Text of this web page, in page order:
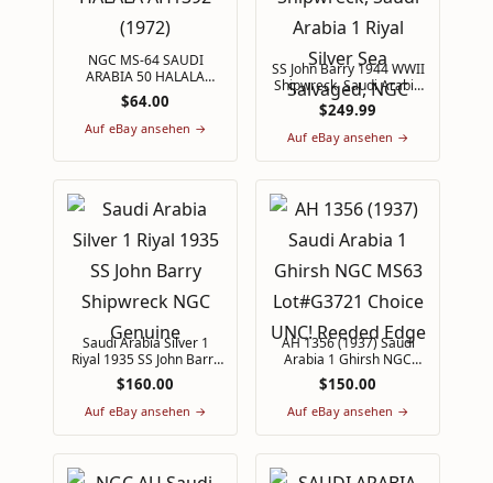
NGC MS-64 SAUDI
ARABIA 50 HALALA
AH1392 (1972)
$64.00
Auf eBay ansehen →
SS John Barry 1944 WWII
Shipwreck, Saudi Arabia
1 Riyal Silver Sea
Salvaged, NGC
$249.99
Auf eBay ansehen →
Saudi Arabia Silver 1
Riyal 1935 SS John Barry
Shipwreck NGC Genuine
$160.00
Auf eBay ansehen →
AH 1356 (1937) Saudi
Arabia 1 Ghirsh NGC
MS63 Lot#G3721 Choice
UNC! Reeded Edge
$150.00
Auf eBay ansehen →